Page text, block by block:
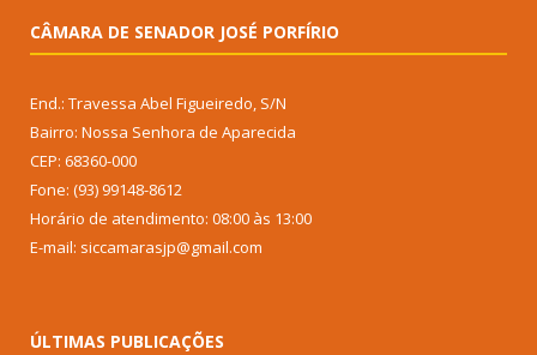
CÂMARA DE SENADOR JOSÉ PORFÍRIO
End.: Travessa Abel Figueiredo, S/N
Bairro: Nossa Senhora de Aparecida
CEP: 68360-000
Fone: (93) 99148-8612
Horário de atendimento: 08:00 às 13:00
E-mail: siccamarasjp@gmail.com
ÚLTIMAS PUBLICAÇÕES